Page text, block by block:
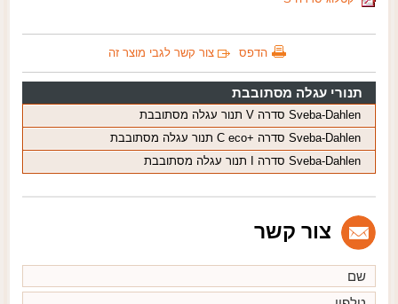
הדפס צור קשר לגבי מוצר זה
תנורי עגלה מסתובבת
Sveba-Dahlen סדרה V תנור עגלה מסתובבת
Sveba-Dahlen סדרה +C eco תנור עגלה מסתובבת
Sveba-Dahlen סדרה I תנור עגלה מסתובבת
צור קשר